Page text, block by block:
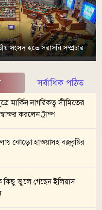
সংসদ হতে সরাসরি সম্প্রচার
সর্বাধিক পঠিত
মার্কিন নাগরিকত্ব সীমিতের
করলেন ট্রাম্প
ঝোড়ো হাওয়াসহ বজ্রবৃষ্টির
কিছু ভুলে গেছেন ইলিয়াস